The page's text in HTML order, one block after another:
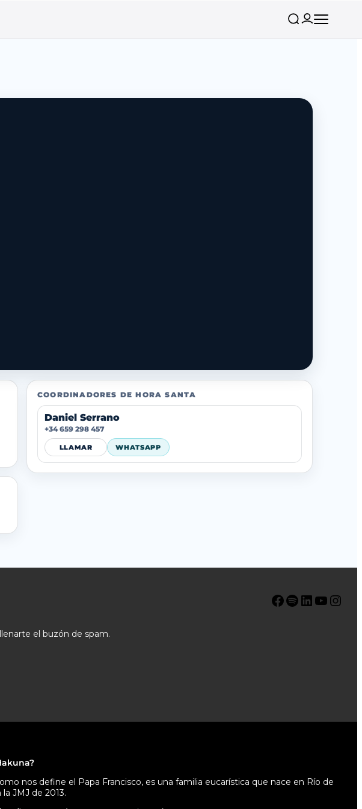
COORDINADORES DE HORA SANTA
Daniel Serrano
+34 659 298 457
LLAMAR WHATSAPP
el buzón de spam.
Facebook Spotify LinkedIn YouTube Instagram
nos define el Papa Francisco, es una familia eucarística que nace en Río de
JMJ de 2013.